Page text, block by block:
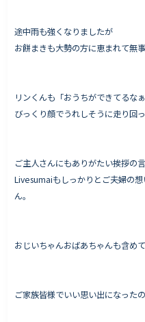
途中雨も強くなりましたが
お餅まきも大勢の方に恵まれて無事
リンくんも「おうちができてるな
びっくり顔でうれしそうに走り回っ
ご主人さんにもありがたい挨拶の
Livesumaiもしっかりとご夫婦の
ん。
おじいちゃんおばあちゃんも含め
ご家族皆様でいい思い出になった